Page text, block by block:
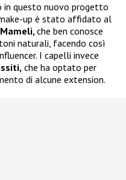
in questo nuovo progetto
up è stato affidato al
che ben conosce
naturali, facendo così
I capelli invece
che ha optato per
di alcune extension.